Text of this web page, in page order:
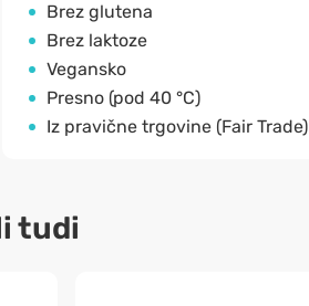
Brez glutena
Brez laktoze
Vegansko
Presno (pod 40 °C)
Iz pravične trgovine (Fair Trade)
tudi